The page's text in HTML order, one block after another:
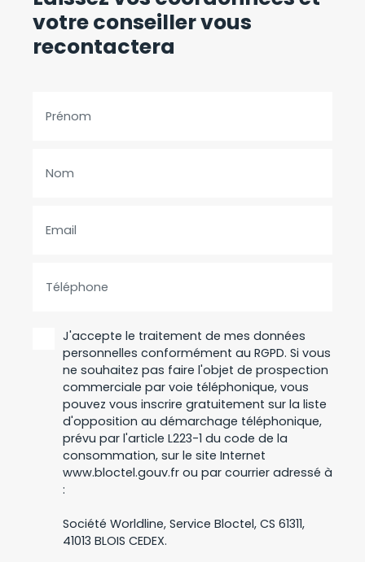
votre conseiller vous
recontactera
Prénom
Nom
Email
Téléphone
J'accepte le traitement de mes données
personnelles conformément au RGPD. Si vous
ne souhaitez pas faire l'objet de prospection
commerciale par voie téléphonique, vous
pouvez vous inscrire gratuitement sur la liste
d'opposition au démarchage téléphonique,
prévu par l'article L223-1 du code de la
consommation, sur le site Internet
www.bloctel.gouv.fr ou par courrier adressé à
:
Société Worldline, Service Bloctel, CS 61311,
41013 BLOIS CEDEX.